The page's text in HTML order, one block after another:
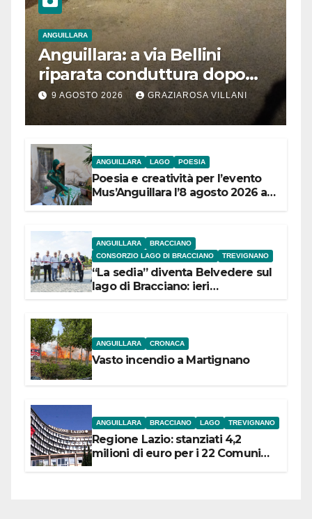
ANGUILLARA
Anguillara: a via Bellini
riparata conduttura dopo
segnalazione IdD
9 AGOSTO 2026 GRAZIAROSA VILLANI
ANGUILLARA LAGO POESIA
Poesia e creatività per l’evento
Mus’Anguillara l’8 agosto 2026 al
ANGUILLARA
BRACCIANO
CONSORZIO LAGO DI BRACCIANO
TREVIGNANO
“La sedia” diventa Belvedere sul
lago di Bracciano: ieri
ANGUILLARA CRONACA
Vasto incendio a Martignano
ANGUILLARA BRACCIANO LAGO TREVIGNANO
Regione Lazio: stanziati 4,2
milioni di euro per i 22 Comuni